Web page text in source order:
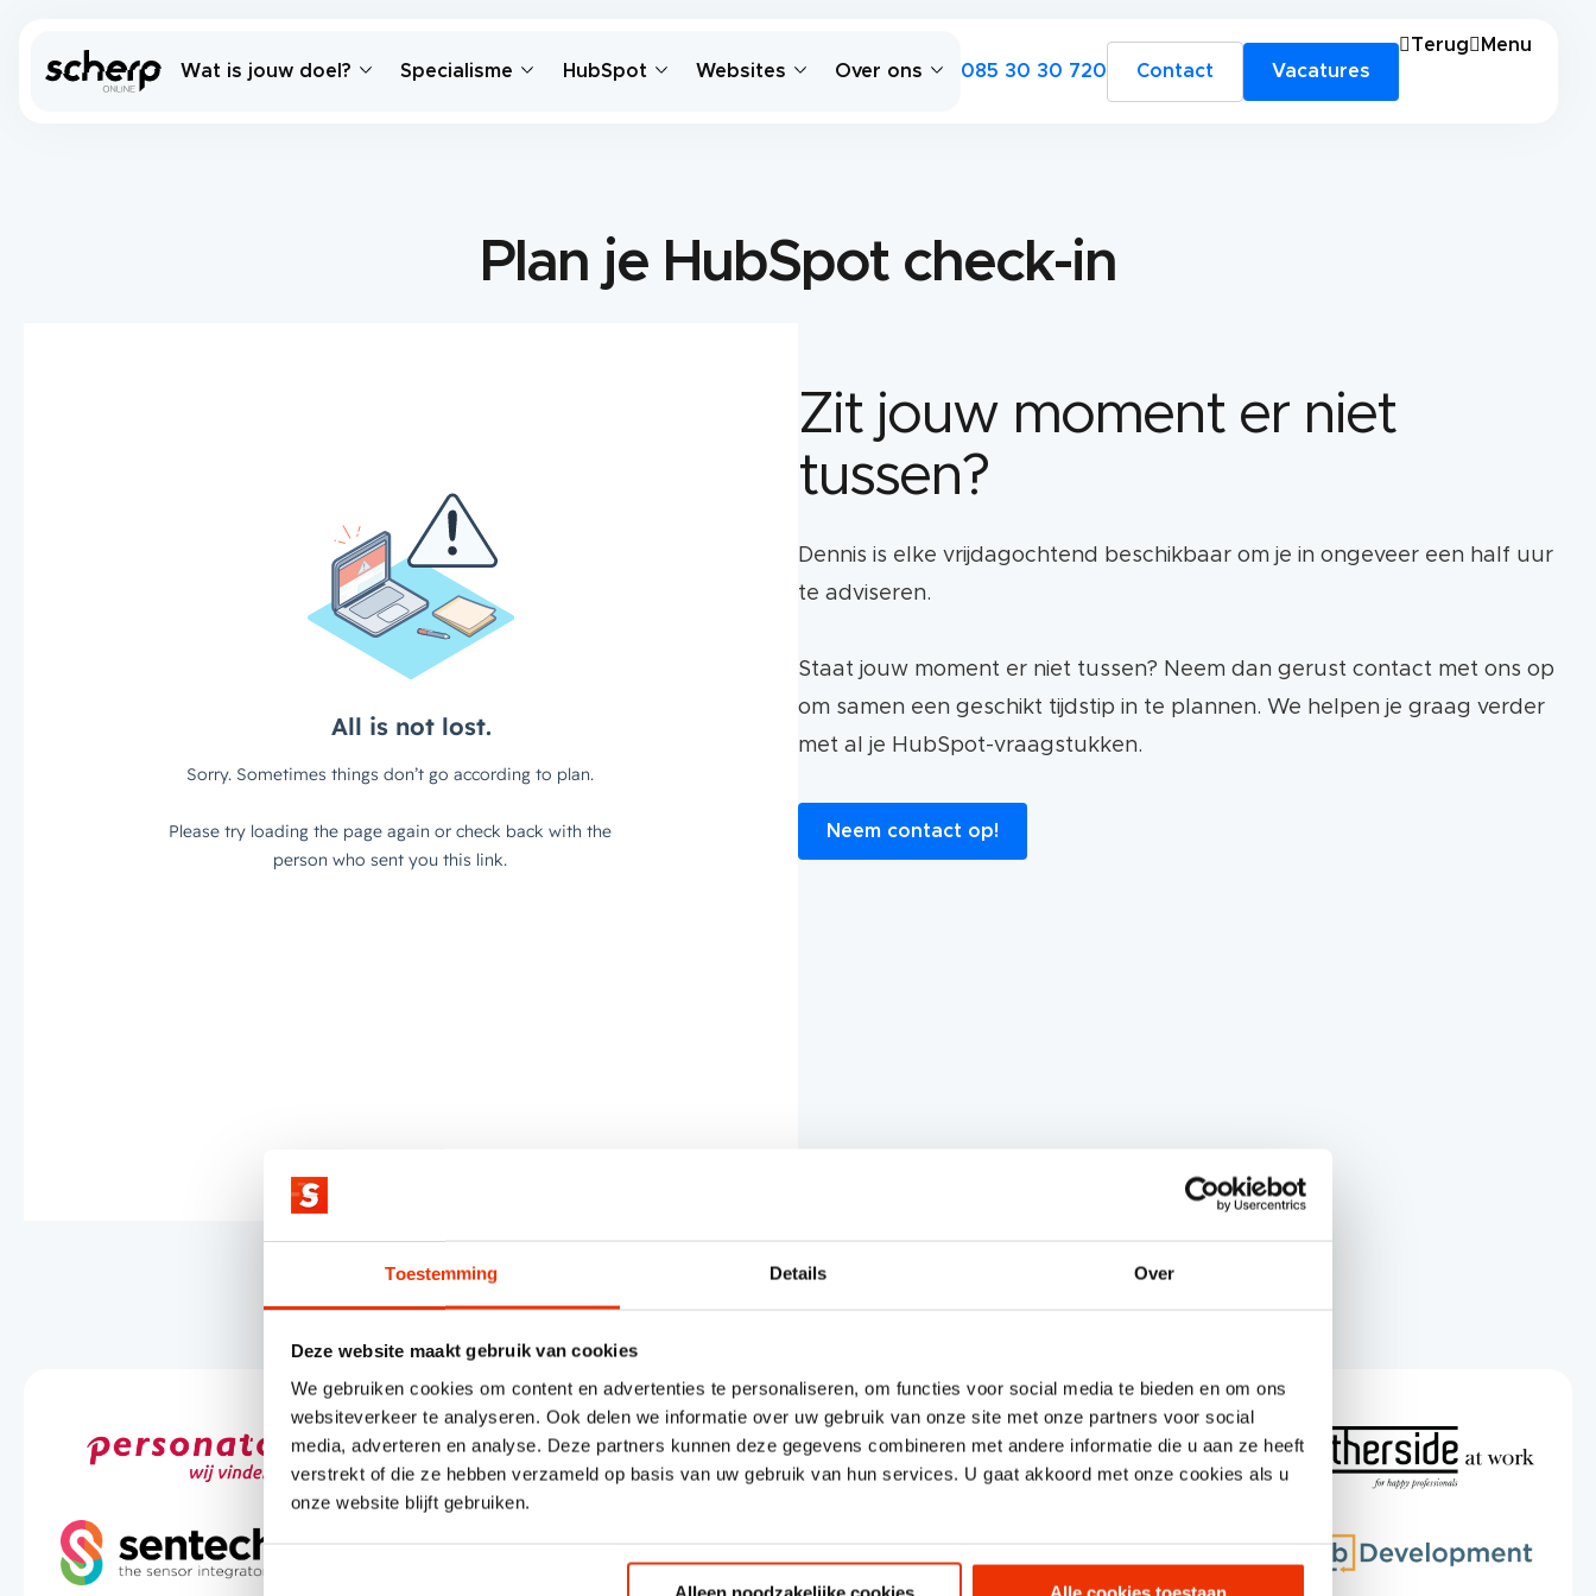
Toestemming Details Over
Deze website maakt gebruik van cookies
We gebruiken cookies om content en advertenties te personaliseren, om functies voor social media te bieden en om ons
websiteverkeer te analyseren. Ook delen we informatie over uw gebruik van onze site met onze partners voor social
media, adverteren en analyse. Deze partners kunnen deze gegevens combineren met andere informatie die u aan ze heeft
verstrekt of die ze hebben verzameld op basis van uw gebruik van hun services. U gaat akkoord met onze cookies als u
onze website blijft gebruiken.
Wat is jouw doel? Specialisme HubSpot Websites Over ons 085 30 30 720 Contact Vacatures
Terug Menu
Plan je HubSpot check-in
Zit jouw moment er niet
tussen?
Dennis is elke vrijdagochtend beschikbaar om je in ongeveer een half uur
te adviseren.
Staat jouw moment er niet tussen? Neem dan gerust contact met ons op
om samen een geschikt tijdstip in te plannen. We helpen je graag verder
met al je HubSpot-vraagstukken.
Neem contact op!